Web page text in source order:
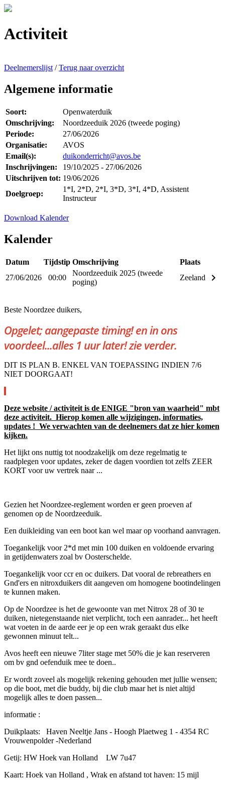
Activiteit
Deelnemerslijst /Terug naar overzicht
Algemene informatie
Soort:
Openwaterduik
Omschrijving:
Noordzeeduik 2026 (tweede poging)
Periode:
27/06/2026
Organisatie:
AVOS
Email(s):
duikonderricht@avos.be
Inschrijvingen:
19/10/2025 - 27/06/2026
Uitschrijven tot: 19/06/2026
Doelgroep:
1*I, 2*D, 2*I, 3*D, 3*I, 4*D, Assistent
Instructeur
Download Kalender
Kalender
Datum Tijdstip Omschrijving
Plaats
27/06/2026
00:00
Noordzeeduik 2025 (tweede
poging)
Zeeland keyboard_arrow_right
Beste Noordzee duikers,
Opgelet; aangepaste timing! en in ons
voordeel...alles 1 uur later! zie verder.
DIT IS PLAN B. ENKEL VAN TOEPASSING INDIEN 7/6
NIET DOORGAAT!
Deze website / activiteit is de ENIGE "bron van waarheid" mbt
deze activiteit. Hierop komen alle wijzigingen, informaties,
updates ! We verwachten van de deelnemers dat ze hier komen
kijken.
Het lijkt ons nuttig tot noodzakelijk om deze regelmatig te
raadplegen voor updates, zeker de dagen voordien tot zelfs ZEER
KORT voor uw vertrek naar ...
Gezien het Noordzee-reglement worden er geen proeven af
genomen op de Noordzeeduik.
Een duikleiding van een boot kan wel maar op voorhand aanvragen.
Toegankelijk voor 2*d met min 100 duiken en voldoende ervaring
in getijdenwaters zoal bv Oosterschelde.
Toegankelijk voor ccr en oc duikers. Dat vooral de rebreathers en
Gnd'ers en nitroxduikers dit aangeven om homogene bootindelingen
te kunnen maken.
Op de Noordzee is het de gewoonte van met Nitrox 28 of 30 te
duiken, nietegenstaande niet verplicht, toch een aanrader... het heeft
wat voeten in de aarde eer je op een wrak geraakt dus elke
gewonnen minuut telt...
Avos heeft een nieuwe 7liter stage met 50% die je kan reserveren
om bv gnd oefenduik mee te doen..
Er wordt zoveel als mogelijk rekening gehouden met jullie wensen;
op die boot, met die buddy, bij die club maar het is niet altijd
mogelijk alles te doen passen...
informatie :
Duikplaats: Haven Neeltje Jans - Hoogh Plaetweg 1 - 4354 RC
Vrouwenpolder -Nederland
Getij: HW Hoek van Holland LW 7u47
Kaart: Hoek van Holland , Wrak en afstand tot haven: 15 mijl